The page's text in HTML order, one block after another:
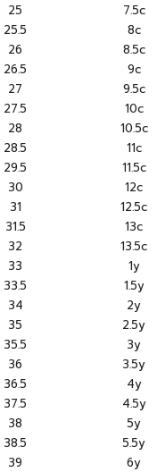
25
7.5c
25.5
8c
26
8.5c
26.5
9c
27
9.5c
27.5
10c
28
10.5c
28.5
11c
29.5
11.5c
30
12c
31
12.5c
31.5
13c
32
13.5c
33
1y
33.5
1.5y
34
2y
35
2.5y
35.5
3y
36
3.5y
36.5
4y
37.5
4.5y
38
5y
38.5
5.5y
39
6y